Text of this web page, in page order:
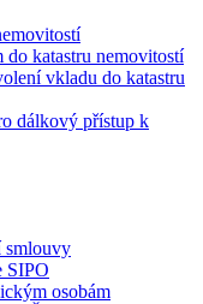
do katastru nemovitostí
vkladu do katastru
dálkový přístup k
smlouvy
SIPO
osobám